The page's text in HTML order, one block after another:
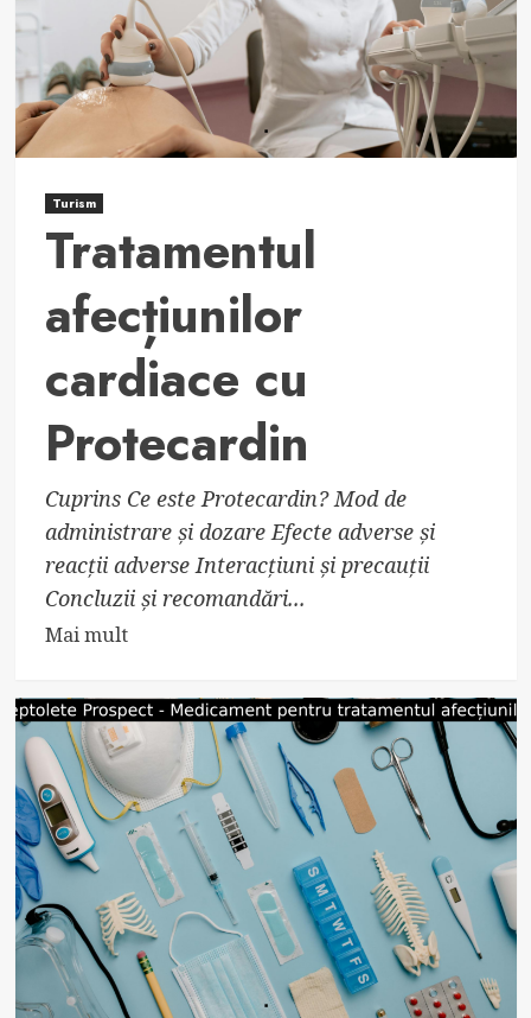
Turism
Tratamentul
afecțiunilor
cardiace cu
Protecardin
Cuprins Ce este Protecardin? Mod de
administrare și dozare Efecte adverse și
reacții adverse Interacțiuni și precauții
Concluzii și recomandări...
Mai multRead
about
Tratamentul
afecțiunilor
cardiace
cu
Protecardin